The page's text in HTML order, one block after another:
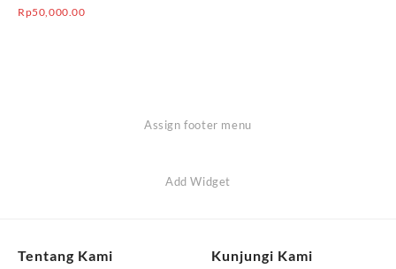
Rp50,000.00
Assign footer menu
Add Widget
Tentang Kami Kunjungi Kami